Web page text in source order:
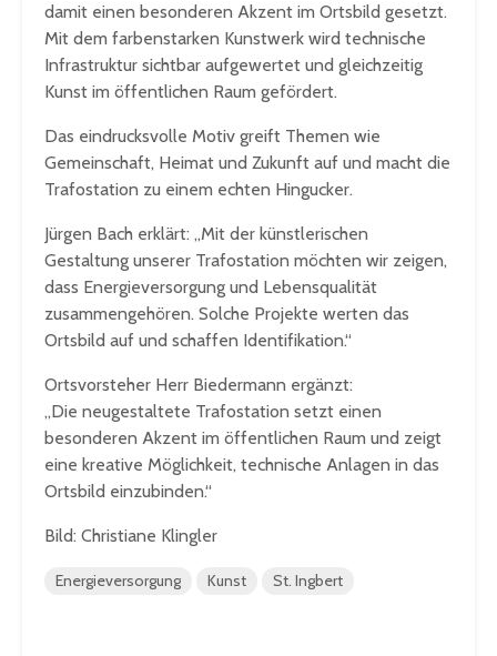
damit einen besonderen Akzent im Ortsbild gesetzt.
Mit dem farbenstarken Kunstwerk wird technische
Infrastruktur sichtbar aufgewertet und gleichzeitig
Kunst im öffentlichen Raum gefördert.
Das eindrucksvolle Motiv greift Themen wie
Gemeinschaft, Heimat und Zukunft auf und macht die
Trafostation zu einem echten Hingucker.
Jürgen Bach erklärt: „Mit der künstlerischen
Gestaltung unserer Trafostation möchten wir zeigen,
dass Energieversorgung und Lebensqualität
zusammengehören. Solche Projekte werten das
Ortsbild auf und schaffen Identifikation.“
Ortsvorsteher Herr Biedermann ergänzt:
„Die neugestaltete Trafostation setzt einen
besonderen Akzent im öffentlichen Raum und zeigt
eine kreative Möglichkeit, technische Anlagen in das
Ortsbild einzubinden.“
Bild: Christiane Klingler
Energieversorgung Kunst St. Ingbert